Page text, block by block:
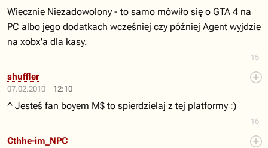
15
Wiecznie Niezadowolony - to samo mówiło się o GTA 4 na
PC albo jego dodatkach wcześniej czy później Agent wyjdzie
na xobx'a dla kasy.
07.02.2010 12:10
16
shuffler
^ Jesteś fan boyem M$ to spierdzielaj z tej platformy :)
Cthhe-im_NPC